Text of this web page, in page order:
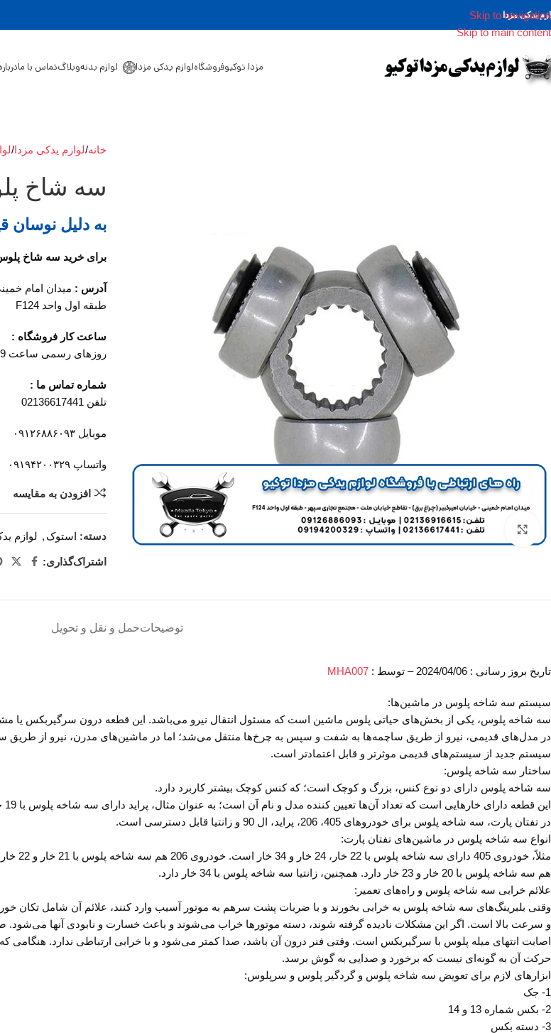
Skip to navigation
Skip to main content
یدکی مزدا
مزدا توکیوفروشگاهلوازم یدکی مزدا لوازم بدنهوبلاگتماس با ما
برای بزرگنمایی کلیک کنید
خانه لوازم یدکی مزدا
سه شاخ
به دلیل نوسان
برای خرید سه شاخ پلوس مزدا 2 با ما در
آدرس : میدان امام
طبقه اول واحد F124
ساعت کار فروشگاه :
روزهای رسمی ساعت 9 الی 19 پنجشنبه ها ساعت 9 الی 14
شماره تماس ما :
تلفن 02136617441
موبایل ۰۹۱۲۶۸۸۶۰۹۳
واتساپ ۰۹۱۹۴۲۰۰۳۲۹
افزودن به مقایسه
دسته: استوک , لوازم
اشتراک‌گذاری:
توضیحاتحمل و نقل و تحویل
تاریخ بروز رسانی : 2024/04/06 – توسط : MHA007
سیستم سه شاخه پلوس در ماشین‌ها:
سه شاخه پلوس، یکی از بخش‌های حیاتی پلوس ماشین است که مسئول انتقال نیرو می‌باشد. این قطعه درون سرگیربکس یا
در مدل‌های قدیمی، نیرو از طریق ساچمه‌ها به شفت و سپس به چرخ‌ها منتقل می‌شد؛ اما در ماشین‌های مدرن، نیرو از
سیستم جدید از سیستم‌های قدیمی موثرتر و قابل اعتماد‌تر است.
ساختار سه شاخه پلوس:
سه شاخه پلوس دارای دو نوع کنس، بزرگ و کوچک است؛ که کنس کوچک بیشتر کاربرد دارد.
در تفتان پارت، سه شاخه پلوس برای خودروهای 405، 206، پراید، ال 90 و زانتیا قابل دسترسی است.
انواع سه شاخه پلوس در ماشین‌های تفتان پارت:
هم سه شاخه پلوس با 20 خار و 23 خار دارد. همچنین، زانتیا سه شاخه پلوس با 34 خار دارد.
علائم خرابی سه شاخه پلوس و راه‌های تعمیر:
وقتی بلبرینگ‌های سه شاخه پلوس به خرابی بخورند و با ضربات پشت سرهم به موتور آسیب وارد کنند، علائم آن شامل
و سرعت بالا است. اگر این مشکلات نادیده گرفته شوند، دسته موتورها خراب می‌شوند و باعث خسارت و نابودی آنها می‌شود.
اصابت انتهای میله پلوس با سرگیربکس است. وقتی فنر درون آن باشد، صدا کمتر می‌شود و با خرابی ارتباطی ندارد.
حرکت آن به گونه‌ای نیست که برخورد و صدایی به گوش برسد.
ابزارهای لازم برای تعویض سه شاخه پلوس و گردگیر پلوس و سرپلوس:
1- جک
2- بکس شماره 13 و 14
3- دسته بکس